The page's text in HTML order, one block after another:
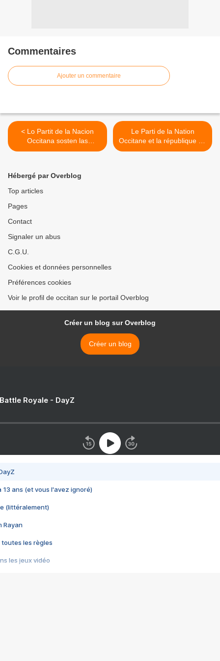
Commentaires
Ajouter un commentaire
< Lo Partit de la Nacion
Occitana sosten las
revendicacions del Collectiu
Le Parti de la Nation
Occitane et la république de
l’Artsakh, anciennement
Hébergé par Overblog
Top articles
Pages
Contact
Signaler un abus
C.G.U.
Cookies et données personnelles
Préférences cookies
Voir le profil de occitan sur le portail Overblog
Créer un blog sur Overblog
Créer un blog
Royale - DayZ
13 ans (et vous l'avez ignoré)
(littéralement)
Rayan
toutes les règles
les jeux vidéo